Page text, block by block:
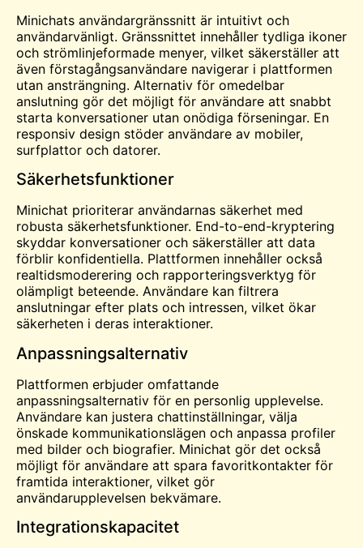
Minichats användargränssnitt är intuitivt och
användarvänligt. Gränssnittet innehåller tydliga ikoner
och strömlinjeformade menyer, vilket säkerställer att
även förstagångsanvändare navigerar i plattformen
utan ansträngning. Alternativ för omedelbar
anslutning gör det möjligt för användare att snabbt
starta konversationer utan onödiga förseningar. En
responsiv design stöder användare av mobiler,
surfplattor och datorer.
Säkerhetsfunktioner
Minichat prioriterar användarnas säkerhet med
robusta säkerhetsfunktioner. End-to-end-kryptering
skyddar konversationer och säkerställer att data
förblir konfidentiella. Plattformen innehåller också
realtidsmoderering och rapporteringsverktyg för
olämpligt beteende. Användare kan filtrera
anslutningar efter plats och intressen, vilket ökar
säkerheten i deras interaktioner.
Anpassningsalternativ
Plattformen erbjuder omfattande
anpassningsalternativ för en personlig upplevelse.
Användare kan justera chattinställningar, välja
önskade kommunikationslägen och anpassa profiler
med bilder och biografier. Minichat gör det också
möjligt för användare att spara favoritkontakter för
framtida interaktioner, vilket gör
användarupplevelsen bekvämare.
Integrationskapacitet